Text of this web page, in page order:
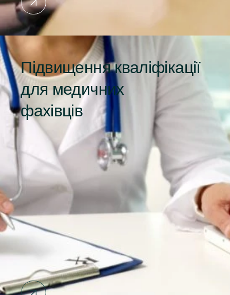
Підвищення кваліфікації
для медичних
фахівців